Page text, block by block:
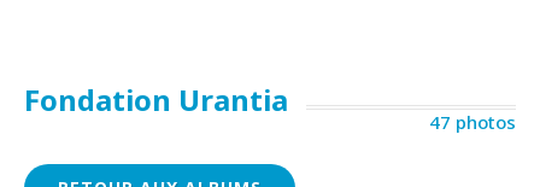
Fondation Urantia
47 photos